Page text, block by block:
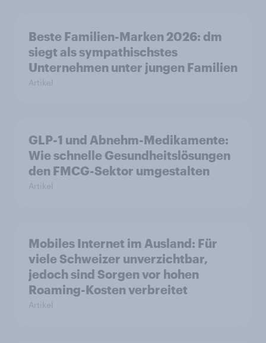
Beste Familien-Marken 2026: dm
siegt als sympathischstes
Unternehmen unter jungen Familien
Artikel
GLP-1 und Abnehm-Medikamente:
Wie schnelle Gesundheitslösungen
den FMCG-Sektor umgestalten
Artikel
Mobiles Internet im Ausland: Für
viele Schweizer unverzichtbar,
jedoch sind Sorgen vor hohen
Roaming-Kosten verbreitet
Artikel